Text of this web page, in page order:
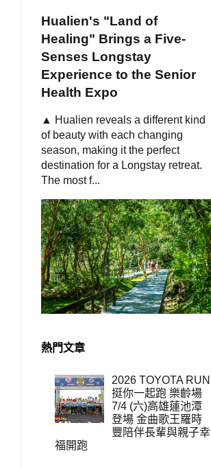
Hualien's "Land of
Healing" Brings a Five-
Senses Longstay
Experience to the Senior
Health Expo
▲ Hualien reveals a different kind
of beauty with each changing
season, making it the perfect
destination for a Longstay retreat.
The most f...
熱門文章
2026 TOYOTA RUN
挺你一起跑 樂齡場
7/4 (六)高雄蓮池潭
登場 金曲歌王羅時
豐陪伴長輩與親子幸
福開跑